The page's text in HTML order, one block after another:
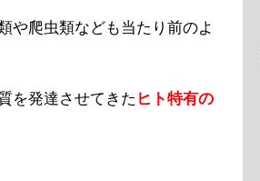
や爬虫類なども当たり前のよ
を発達させてきた ヒト特有の